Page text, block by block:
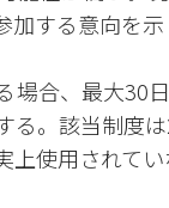
加する意向を
場合、最大30
る。該当制度
使用されて